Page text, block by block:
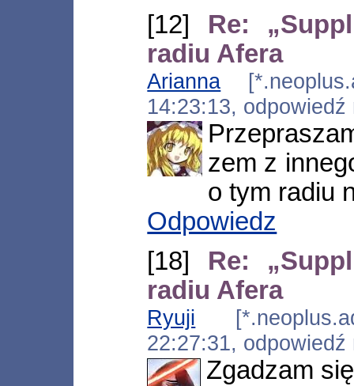
[12] Re:
radiu Afera
Arianna
14:23:13,
zem z
o tym radiu
Odpowiedz
[18] Re:
radiu Afera
Ryuji
22:27:31,
Zgadzam